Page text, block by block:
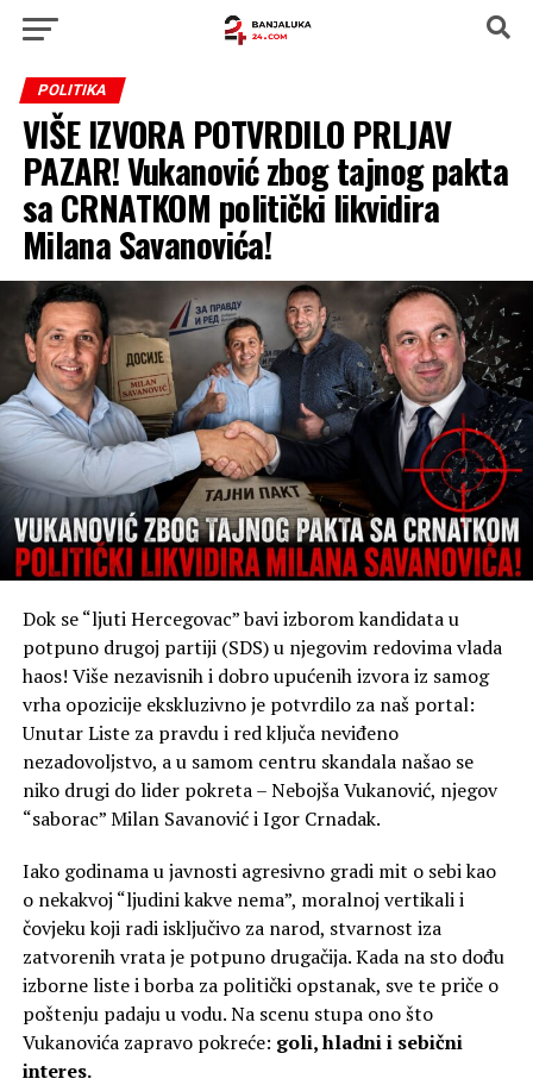
POLITIKA
VIŠE IZVORA POTVRDILO PRLJAV
PAZAR! Vukanović zbog tajnog pakta
sa CRNATKOM politički likvidira
Milana Savanovića!
Dok se “ljuti Hercegovac” bavi izborom kandidata u
potpuno drugoj partiji (SDS) u njegovim redovima vlada
haos! Više nezavisnih i dobro upućenih izvora iz samog
vrha opozicije ekskluzivno je potvrdilo za naš portal:
Unutar Liste za pravdu i red ključa neviđeno
nezadovoljstvo, a u samom centru skandala našao se
niko drugi do lider pokreta – Nebojša Vukanović, njegov
“saborac” Milan Savanović i Igor Crnadak.
Iako godinama u javnosti agresivno gradi mit o sebi kao
o nekakvoj “ljudini kakve nema”, moralnoj vertikali i
čovjeku koji radi isključivo za narod, stvarnost iza
zatvorenih vrata je potpuno drugačija. Kada na sto dođu
izborne liste i borba za politički opstanak, sve te priče o
poštenju padaju u vodu. Na scenu stupa ono što
Vukanovića zapravo pokreće: goli, hladni i sebični
interes.